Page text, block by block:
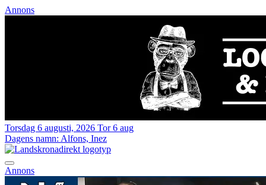
Annons
Torsdag 6 augusti, 2026 Tor 6 aug
Dagens namn: Alfons, Inez
Annons